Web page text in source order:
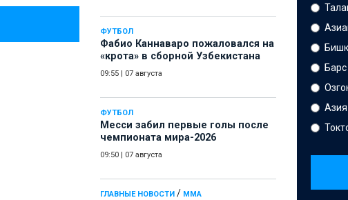
ФУТБОЛ
Фабио Каннаваро пожаловался на
«крота» в сборной Узбекистана
09:55 07 августа
ФУТБОЛ
Месси забил первые голы после
чемпионата мира-2026
09:50 07 августа
ГЛАВНЫЕ НОВОСТИ / ММА